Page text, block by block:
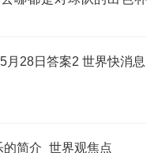
月28日答案2 世界快消息
简介_世界观焦点